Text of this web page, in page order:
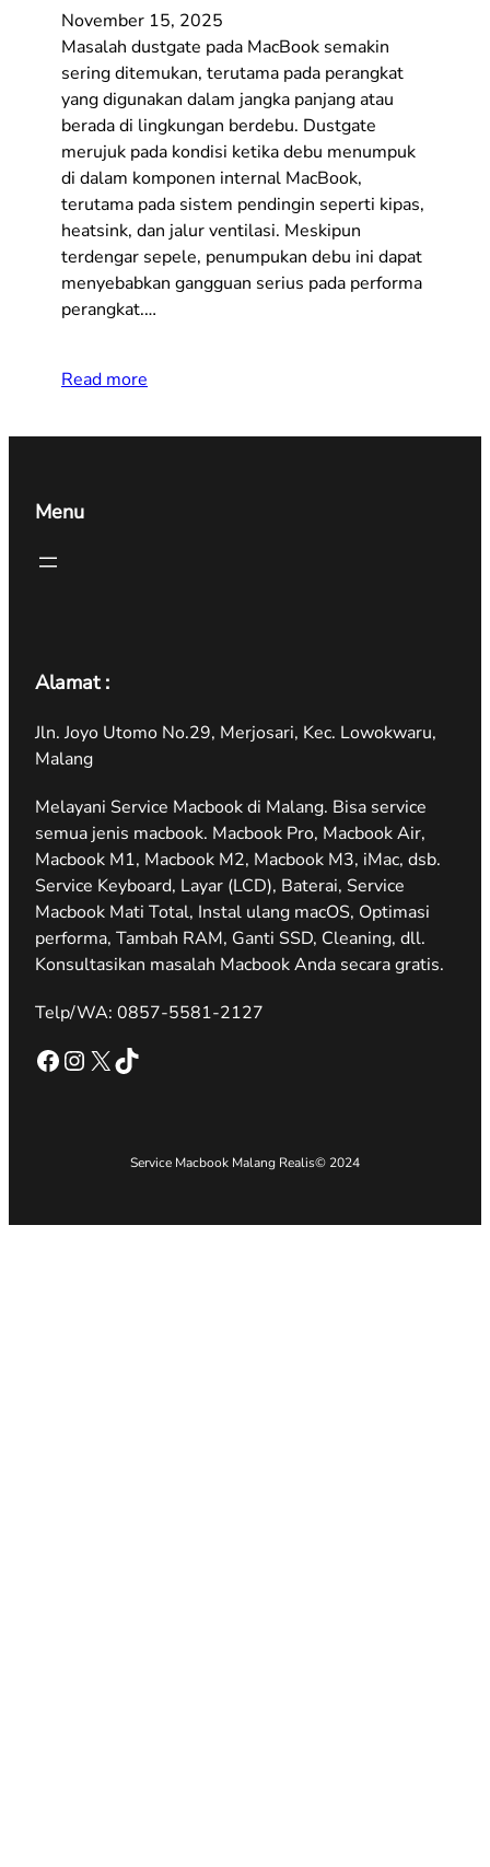
November 15, 2025
Masalah dustgate pada MacBook semakin
sering ditemukan, terutama pada perangkat
yang digunakan dalam jangka panjang atau
berada di lingkungan berdebu. Dustgate
merujuk pada kondisi ketika debu menumpuk
di dalam komponen internal MacBook,
terutama pada sistem pendingin seperti kipas,
heatsink, dan jalur ventilasi. Meskipun
terdengar sepele, penumpukan debu ini dapat
menyebabkan gangguan serius pada performa
perangkat.…
Read more
Menu
Alamat :
Jln. Joyo Utomo No.29, Merjosari, Kec. Lowokwaru,
Malang
Melayani Service Macbook di Malang. Bisa service
semua jenis macbook. Macbook Pro, Macbook Air,
Macbook M1, Macbook M2, Macbook M3, iMac, dsb.
Service Keyboard, Layar (LCD), Baterai, Service
Macbook Mati Total, Instal ulang macOS, Optimasi
performa, Tambah RAM, Ganti SSD, Cleaning, dll.
Konsultasikan masalah Macbook Anda secara gratis.
Telp/WA: 0857-5581-2127
Facebook Instagram X TikTok
Service Macbook Malang Realis© 2024